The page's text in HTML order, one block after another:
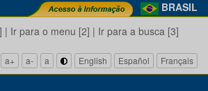
BRASIL
| Ir para o menu [2] | Ir para a busca [3]
a+ a- a English Español Français